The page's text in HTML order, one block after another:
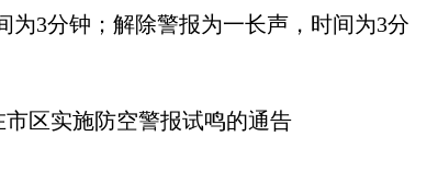
为3分钟；解除警报为一长声，时间为3分
区实施防空警报试鸣的通告